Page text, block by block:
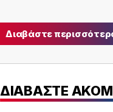
Διαβάστε
ΔΙΑΒΑΣΤΕ